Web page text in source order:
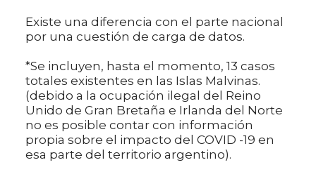
Existe una diferencia con el parte nacional
por una cuestión de carga de datos.
*Se incluyen, hasta el momento, 13 casos
totales existentes en las Islas Malvinas.
(debido a la ocupación ilegal del Reino
Unido de Gran Bretaña e Irlanda del Norte
no es posible contar con información
propia sobre el impacto del COVID -19 en
esa parte del territorio argentino).